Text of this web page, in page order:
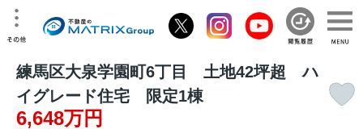
練馬区大泉学園町6丁目 土地42坪超 ハ
イグレード住宅 限定1棟
6,648万円